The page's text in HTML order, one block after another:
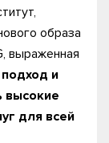
образа
выраженная
и
высокие
для всей